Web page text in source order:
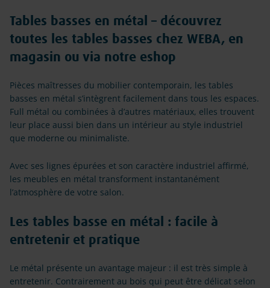
Tables basses en métal – découvrez
toutes les tables basses chez WEBA, en
magasin ou via notre eshop
Pièces maîtresses du mobilier contemporain, les tables
basses en métal s’intègrent facilement dans tous les espaces.
Full métal ou combinées à d’autres matériaux, elles trouvent
leur place aussi bien dans un intérieur au style industriel
que moderne ou minimaliste.
Avec ses lignes épurées et son caractère industriel affirmé,
les meubles en métal transforment instantanément
l’atmosphère de votre salon.
Les tables basse en métal : facile à
entretenir et pratique
Le métal présente un avantage majeur : il est très simple à
entretenir. Contrairement au bois qui peut être délicat selon